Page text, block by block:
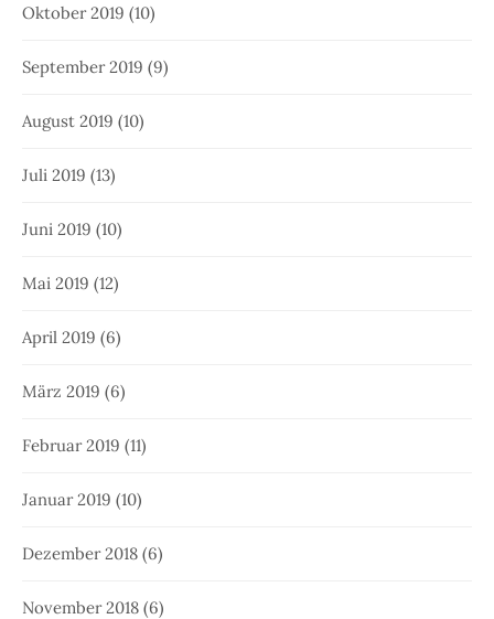
Oktober 2019 (10)
September 2019 (9)
August 2019 (10)
Juli 2019 (13)
Juni 2019 (10)
Mai 2019 (12)
April 2019 (6)
März 2019 (6)
Februar 2019 (11)
Januar 2019 (10)
Dezember 2018 (6)
November 2018 (6)